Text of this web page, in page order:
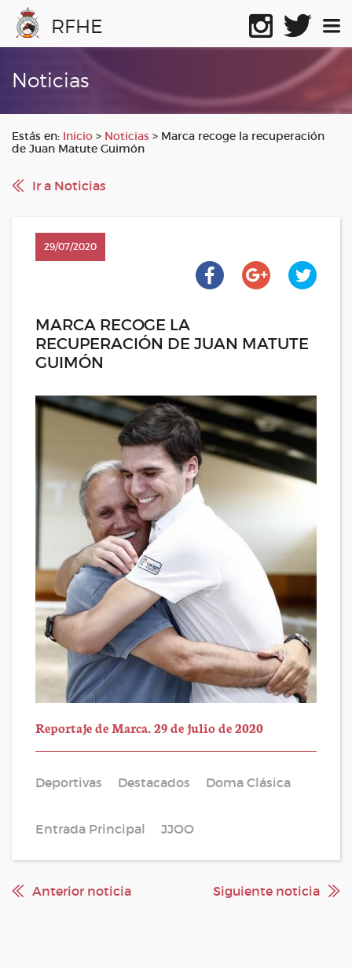
RFHE
Noticias
Estás en: Inicio > Noticias > Marca recoge la recuperación
de Juan Matute Guimón
Ir a Noticias
29/07/2020
MARCA RECOGE LA
RECUPERACIÓN DE JUAN MATUTE
GUIMÓN
Reportaje de Marca. 29 de julio de 2020
Deportivas Destacados Doma Clásica
Entrada Principal JJOO
Anterior noticia Siguiente noticia